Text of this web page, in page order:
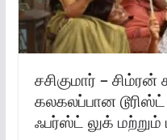
சசிகுமார் –
கலகலப்பான
ஃபர்ஸ்ட் லுக் மற்றும்